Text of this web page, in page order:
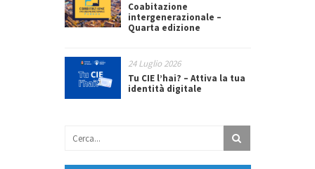
Coabitazione
intergenerazionale –
Quarta edizione
24 Luglio 2026
Tu CIE l’hai? – Attiva la tua
identità digitale